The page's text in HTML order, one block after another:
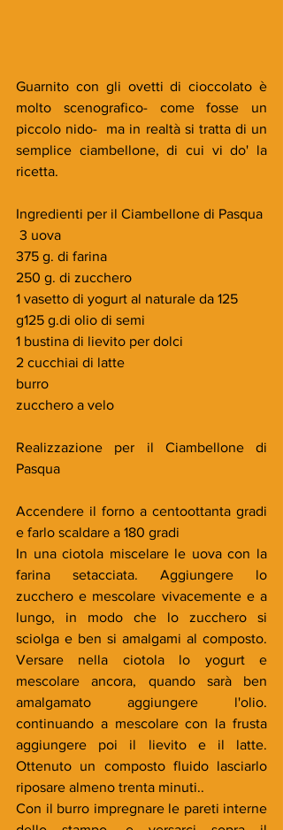
Guarnito con gli ovetti di cioccolato è
molto scenografico- come fosse un
piccolo nido-  ma in realtà si tratta di un
semplice ciambellone, di cui vi do' la
ricetta.
Ingredienti per il Ciambellone di Pasqua
3 uova
375 g. di farina
250 g. di zucchero
1 vasetto di yogurt al naturale da 125
g125 g.di olio di semi
1 bustina di lievito per dolci
2 cucchiai di latte
burro
zucchero a velo
Realizzazione per il Ciambellone di
Pasqua
Accendere il forno a centoottanta gradi
e farlo scaldare a 180 gradi
In una ciotola miscelare le uova con la
farina setacciata. Aggiungere lo
zucchero e mescolare vivacemente e a
lungo, in modo che lo zucchero si
sciolga e ben si amalgami al composto.
Versare nella ciotola lo yogurt e
mescolare ancora, quando sarà ben
amalgamato aggiungere l'olio.
continuando a mescolare con la frusta
aggiungere poi il lievito e il latte.
Ottenuto un composto fluido lasciarlo
riposare almeno trenta minuti..
Con il burro impregnare le pareti interne